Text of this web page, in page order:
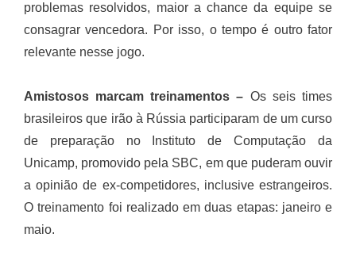
problemas resolvidos, maior a chance da equipe se
consagrar vencedora. Por isso, o tempo é outro fator
relevante nesse jogo.
Amistosos marcam treinamentos – Os seis times
brasileiros que irão à Rússia participaram de um curso
de preparação no Instituto de Computação da
Unicamp, promovido pela SBC, em que puderam ouvir
a opinião de ex-competidores, inclusive estrangeiros.
O treinamento foi realizado em duas etapas: janeiro e
maio.